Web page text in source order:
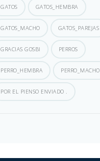
GATOS GATOS_HEMBRA
GATOS_MACHO GATOS_PAREJAS
GRACIAS GOSBI PERROS
PERRO_HEMBRA PERRO_MACHO
POR EL PIENSO ENVIADO .